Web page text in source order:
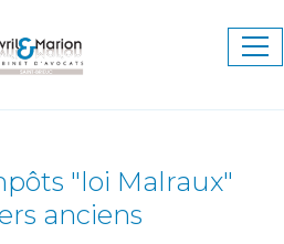
"loi Malraux"
anciens